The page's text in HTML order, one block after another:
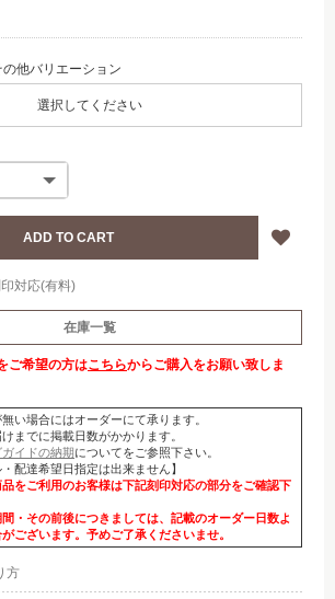
選択してください
対応(有料)
在庫一覧
ご希望の方はこちらからご購入をお願い致しま
い場合にはオーダーにて承ります。
までに掲載日数がかかります。
イドの納期についてをご参照下さい。
配達希望日指定は出来ません】
をご利用のお客様は下記刻印対応の部分をご確認下
・その前後につきましては、記載のオーダー日数よ
ございます。予めご了承くださいませ。
方